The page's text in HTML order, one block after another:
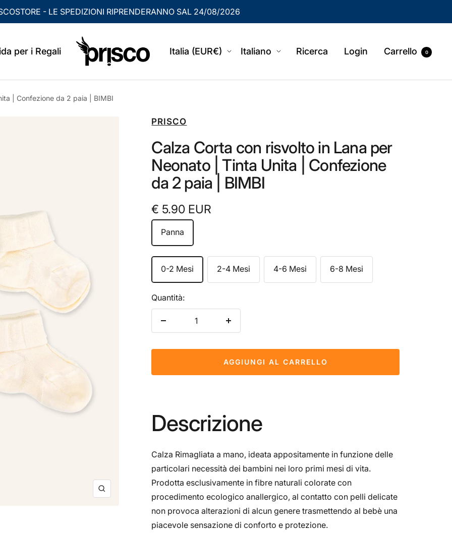
- LE SPEDIZIONI RIPRENDERANNO SAL 24/08/2026
per i Regali
PRISCO
Paese/Area geografica
Italia (EUR€) Language
Italiano Ricerca Login Carrello 0
| Confezione da 2 paia | BIMBI
Ingrandisci
PRISCO
Calza Corta con risvolto in Lana per
Neonato | Tinta Unita | Confezione
da 2 paia | BIMBI
Prezzo di vendita
€ 5.90 EUR
Panna
0-2 Mesi 2-4 Mesi 4-6 Mesi 6-8 Mesi
Quantità:
Diminuire la quantitàAumenta la quantità
AGGIUNGI AL CARRELLO
Descrizione
Calza Rimagliata a mano, ideata appositamente in funzione delle
particolari necessità dei bambini nei loro primi mesi di vita.
Prodotta esclusivamente in fibre naturali colorate con
procedimento ecologico anallergico, al contatto con pelli delicate
non provoca alterazioni di alcun genere trasmettendo al bebè una
piacevole sensazione di conforto e protezione.